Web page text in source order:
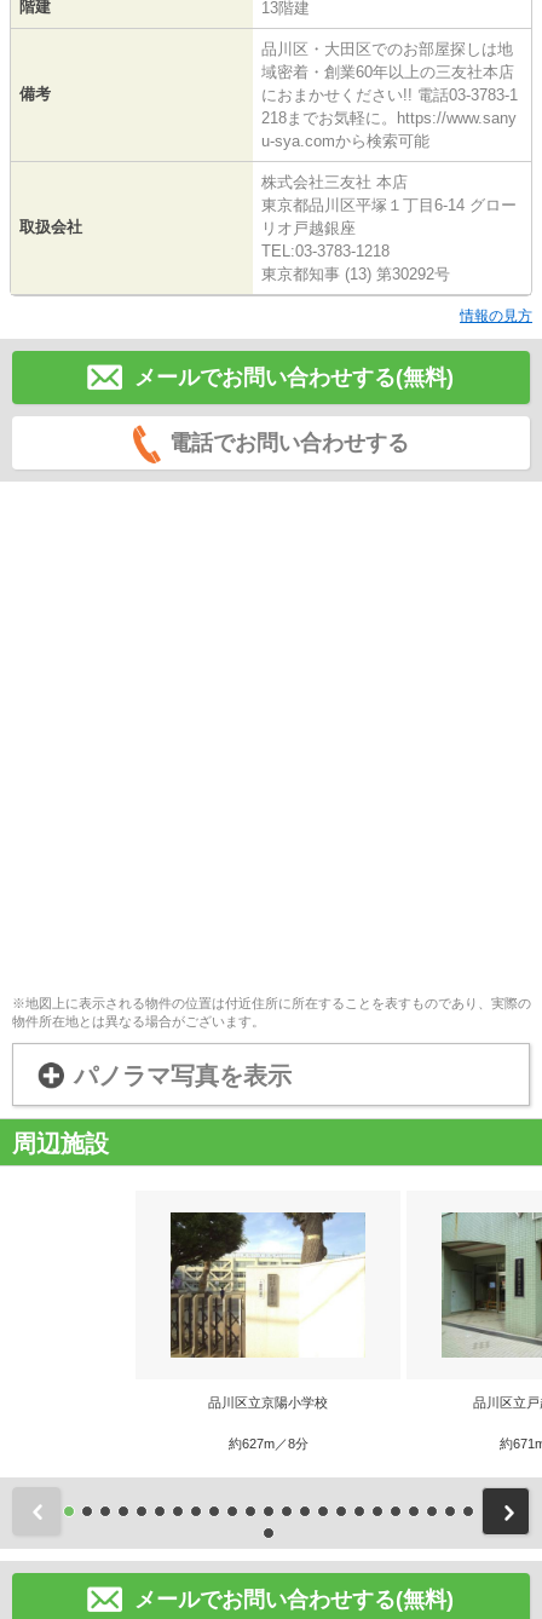
階建 13階建
備考
品川区・大田区でのお部屋探しは地
域密着・創業60年以上の三友社本店
におまかせください!! 電話03-3783-1
218までお気軽に。https://www.sany
u-sya.comから検索可能
取扱会社
株式会社三友社 本店
東京都品川区平塚１丁目6-14 グロー
リオ戸越銀座
TEL:03-3783-1218
東京都知事 (13) 第30292号
情報の見方
メールでお問い合わせする(無料)
電話でお問い合わせする
※地図上に表示される物件の位置は付近住所に所在することを表すものであり、実際の
物件所在地とは異なる場合がございます。
パノラマ写真を表示
周辺施設
品川区立京陽小学校
約627m／8分
品川区立
約
前
メールでお問い合わせする(無料)